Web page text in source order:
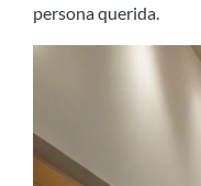
persona querida.